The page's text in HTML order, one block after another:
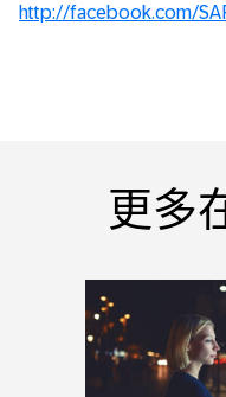
http://facebook.com/
更多